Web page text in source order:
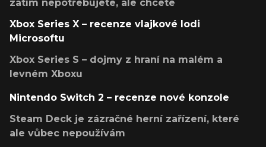
zatím nepotřebujete, ale chcete
Xbox Series X – recenze vlajkové lodi
Microsoftu
Xbox Series S – dojmy z hraní na malém a
levném Xboxu
Nintendo Switch 2 – recenze nové konzole
Steam Deck je zázračné herní zařízení, které
ale vůbec nepoužívám